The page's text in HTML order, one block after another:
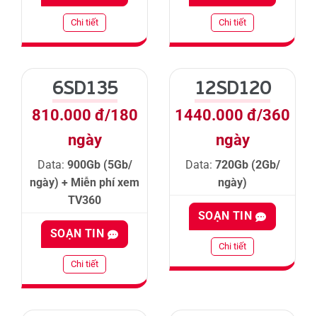
Chi tiết Chi tiết
6SD135
810.000 đ/180
ngày
Data: 900Gb (5Gb/
ngày) + Miễn phí xem
TV360
SOẠN TIN
Chi tiết
12SD120
1440.000 đ/360
ngày
Data: 720Gb (2Gb/
ngày)
SOẠN TIN
Chi tiết